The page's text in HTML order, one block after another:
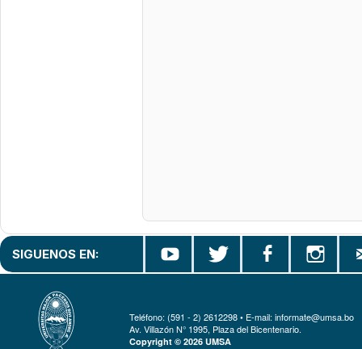
SIGUENOS EN:
Teléfono: (591 - 2) 2612298 • E-mail: informate@umsa.bo
Av. Villazón N° 1995, Plaza del Bicentenario.
Copyright © 2026 UMSA